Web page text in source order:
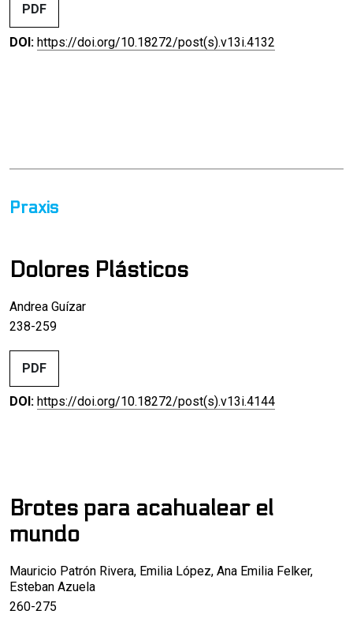
PDF
DOI: https://doi.org/10.18272/post(s).v13i.4132
Praxis
Dolores Plásticos
Andrea Guízar
238-259
PDF
DOI: https://doi.org/10.18272/post(s).v13i.4144
Brotes para acahualear el
mundo
Mauricio Patrón Rivera, Emilia López, Ana Emilia Felker,
Esteban Azuela
260-275